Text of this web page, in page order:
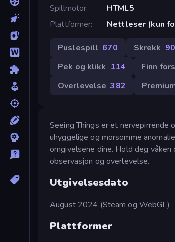
Spillmotor
HTML5
Plattformer
Nettleser (kun
Puslespill 670 Skrekk 90
Pek og klikk 114 Finn
Overlevelse 382 Premium
Seeing Things er et nervepirrende
uhyggelige og morsomme
omgivelsene dine. Hold deg
observasjon og overlevelse.
Utgivelsesdato
August 2024 (Steam og WebGL)
Plattformer